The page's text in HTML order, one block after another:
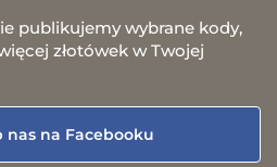
publikujemy wybrane kody,
złotówek w Twojej
nas na Facebooku